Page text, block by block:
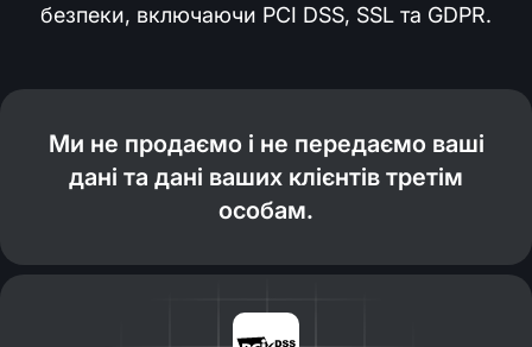
безпеки, включаючи PCI DSS, SSL та GDPR.
Ми не продаємо і не передаємо ваші
дані та дані ваших клієнтів третім
особам.